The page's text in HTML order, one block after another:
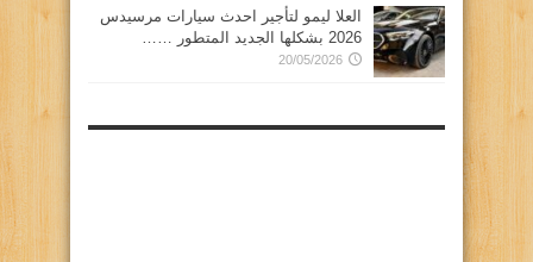
العلا ليمو لتأجير احدث سيارات مرسيدس
2026 بشكلها الجديد المتطور ……
20/05/2026